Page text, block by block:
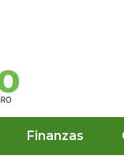
Finanzas